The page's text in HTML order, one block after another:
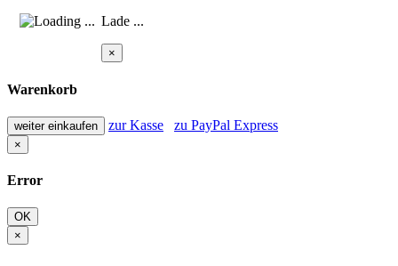
Lade ...
×
Warenkorb
weiter einkaufen zur Kasse zu PayPal Express
×
Error
OK
×